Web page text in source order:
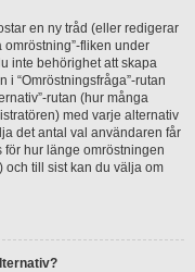
en ny tråd (eller redigerar
omröstning”-fliken under
inte behörighet att skapa
i “Omröstningsfråga”-rutan
rutan (hur många
med varje alternativ
det antal val användaren får
för hur länge omröstningen
och till sist kan du välja om